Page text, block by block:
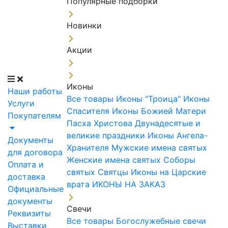
Наши работы
Услуги
Покупателям
Документы
для договора
Оплата и
доставка
Официальные
документы
Реквизиты
Выставки
Новинки
Акции
Иконы
Все товары Иконы "Троица" Иконы
Спасителя Иконы Божией Матери
Пасха Христова Двунадесятые и
великие праздники Иконы Ангела-
Хранителя Мужские имена святых
Женские имена святых Соборы
святых Святцы Иконы на Царские
врата ИКОНЫ НА ЗАКАЗ
Свечи
Все товары Богослужебные свечи